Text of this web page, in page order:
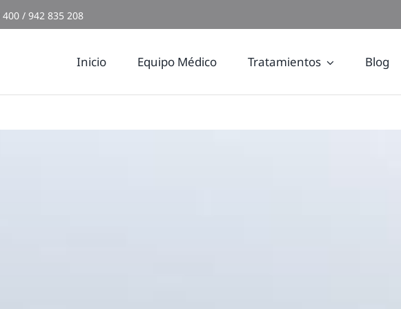
/ 942 835 208
Inicio Equipo Médico Tratamientos Blog